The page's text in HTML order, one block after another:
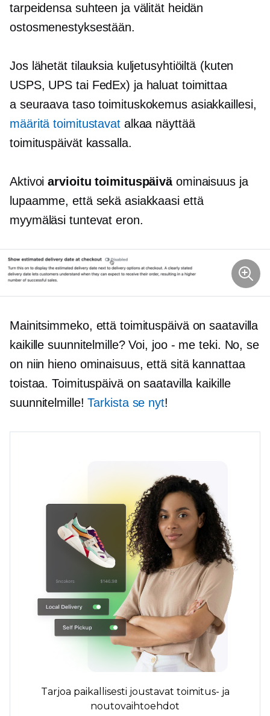
tarpeidensa suhteen ja välität heidän
ostosmenestyksestään.
Jos lähetät tilauksia kuljetusyhtiöiltä (kuten
USPS, UPS tai FedEx) ja haluat toimittaa
a seuraava tasotoimituskokemus asiakkaillesi,
määritä toimitustavatalkaa näyttää
toimituspäivät kassalla.
Aktivoiarvioitu toimituspäiväominaisuus ja
lupaamme, että sekä asiakkaasi että
myymäläsi tuntevat eron.
Mainitsimmeko, että toimituspäivä on saatavilla
kaikille suunnitelmille? Voi, joo - me teki. No, se
on niin hieno ominaisuus, että sitä kannattaa
toistaa. Toimituspäivä on saatavilla kaikille
suunnitelmille!Tarkista se nyt!
Tarjoa paikallisesti joustavat toimitus- ja
noutovaihtoehdot